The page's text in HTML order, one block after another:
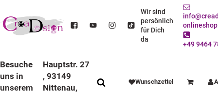
Wir sind
persönlich
für Dich
da
+49 9464
Besuche
uns in
unserem
Hauptstr. 27
, 93149
Nittenau,
Wunschzettel Warenkorb
KINDER WANDUHR LAUFRUHIG MIT BUNTEN RAHMEN GIRAFFE-AFFE